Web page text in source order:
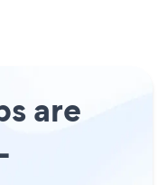
are